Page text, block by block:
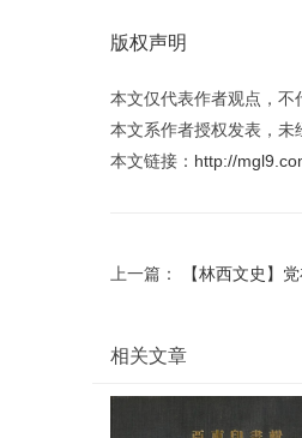
版权声明
本文仅代表作者观点，不
本文系作者授权发表，未
本文链接： http://
上一篇： 【林西文史】
相关文章